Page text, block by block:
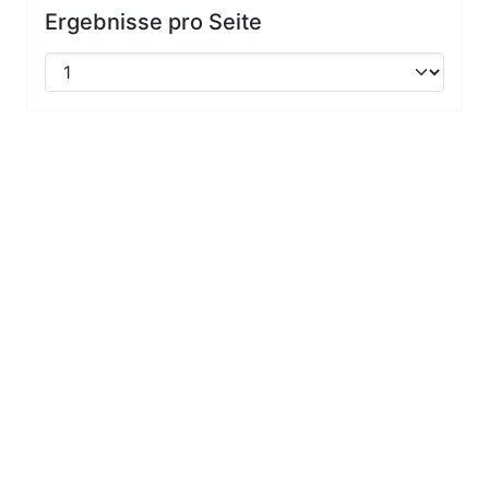
Ergebnisse pro Seite